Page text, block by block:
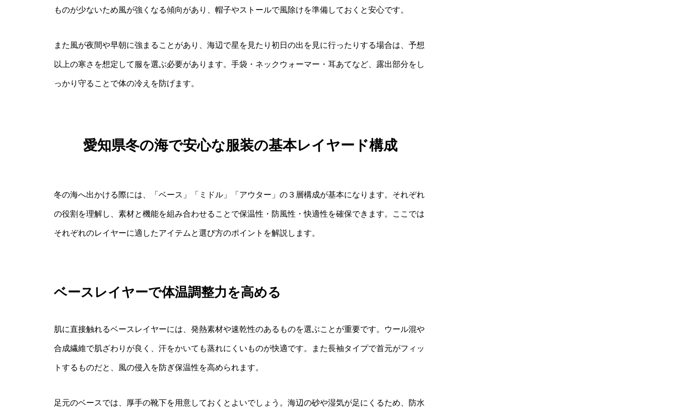
ものが少ないため風が強くなる傾向があり、帽子やストールで風除けを準備しておくと安心です。
また風が夜間や早朝に強まることがあり、海辺で星を見たり初日の出を見に行ったりする場合は、予想
以上の寒さを想定して服を選ぶ必要があります。手袋・ネックウォーマー・耳あてなど、露出部分をし
っかり守ることで体の冷えを防げます。
愛知県冬の海で安心な服装の基本レイヤード構成
冬の海へ出かける際には、「ベース」「ミドル」「アウター」の３層構成が基本になります。それぞれ
の役割を理解し、素材と機能を組み合わせることで保温性・防風性・快適性を確保できます。ここでは
それぞれのレイヤーに適したアイテムと選び方のポイントを解説します。
ベースレイヤーで体温調整力を高める
肌に直接触れるベースレイヤーには、発熱素材や速乾性のあるものを選ぶことが重要です。ウール混や
合成繊維で肌ざわりが良く、汗をかいても蒸れにくいものが快適です。また長袖タイプで首元がフィッ
トするものだと、風の侵入を防ぎ保温性を高められます。
足元のベースでは、厚手の靴下を用意しておくとよいでしょう。海辺の砂や湿気が足にくるため、防水